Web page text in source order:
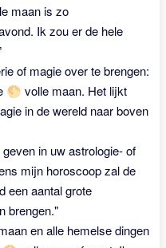
maan is zo
Ik zou er de hele
of magie over te brengen:
🌕 volle maan. Het lijkt
in de wereld naar boven
in uw astrologie- of
mijn horoscoop zal de
een aantal grote
brengen."
en alle hemelse dingen